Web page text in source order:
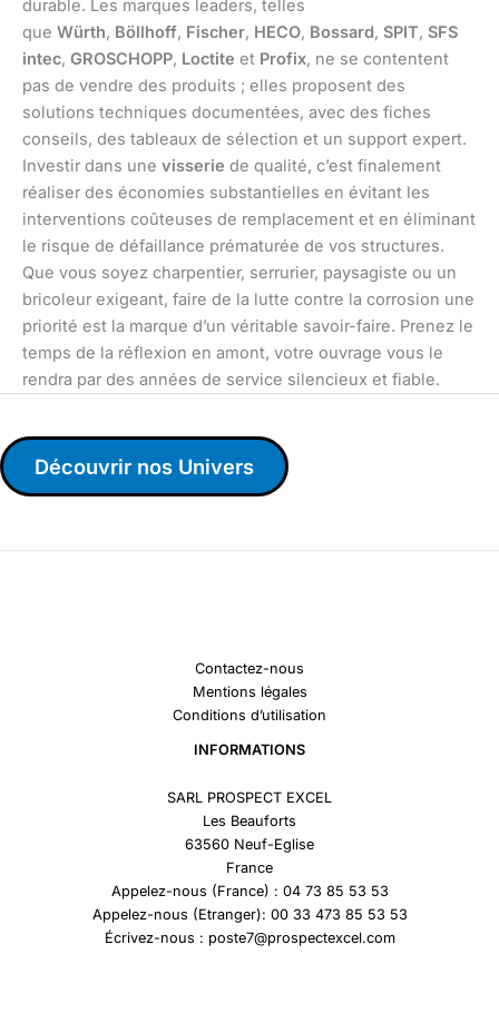
durable. Les marques leaders, telles
que Würth, Böllhoff, Fischer, HECO, Bossard, SPIT, SFS
intec, GROSCHOPP, Loctite et Profix, ne se contentent
pas de vendre des produits ; elles proposent des
solutions techniques documentées, avec des fiches
conseils, des tableaux de sélection et un support expert.
Investir dans une visserie de qualité, c’est finalement
réaliser des économies substantielles en évitant les
interventions coûteuses de remplacement et en éliminant
le risque de défaillance prématurée de vos structures.
Que vous soyez charpentier, serrurier, paysagiste ou un
bricoleur exigeant, faire de la lutte contre la corrosion une
priorité est la marque d’un véritable savoir-faire. Prenez le
temps de la réflexion en amont, votre ouvrage vous le
rendra par des années de service silencieux et fiable.
Découvrir nos Univers
Contactez-nous
Mentions légales
Conditions d’utilisation
INFORMATIONS
SARL PROSPECT EXCEL
Les Beauforts
63560 Neuf-Eglise
France
Appelez-nous (France) : 04 73 85 53 53
Appelez-nous (Etranger): 00 33 473 85 53 53
Écrivez-nous : poste7@prospectexcel.com